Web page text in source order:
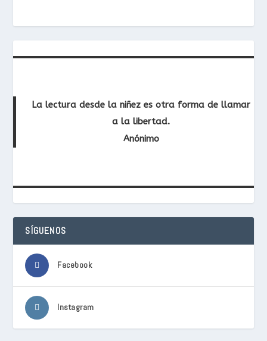
La lectura desde la niñez es otra forma de llamar
a la libertad.
Anónimo
SÍGUENOS
Facebook
Instagram